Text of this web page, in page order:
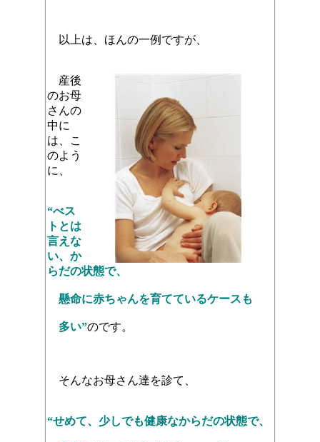
以上は、ほんの一例ですが、
産後
のお母
さんの
中に
は、こ
のよう
に、
“べス
トとは
言えな
い、か
らだの状態で、
懸命に赤ちゃんを育てているケースも
多い”のです。
そんなお母さん達を診て、
“せめて、少しでも健康なからだの状態で、